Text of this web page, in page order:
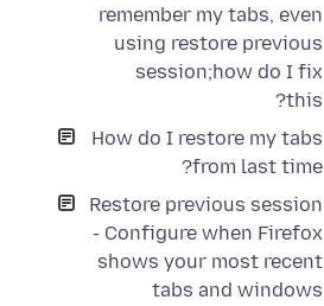
remember my tabs, even
using restore previous
session;how do I fix
this?
How do I restore my tabs
from last time?
Restore previous session
- Configure when Firefox
shows your most recent
tabs and windows